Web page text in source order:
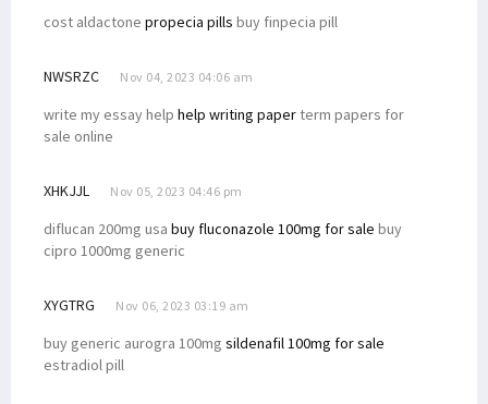
cost aldactone propecia pills buy finpecia pill
NWSRZC Nov 04, 2023 04:06 am
write my essay help help writing paperterm papers for
sale online
XHKJJL Nov 05, 2023 04:46 pm
diflucan 200mg usa buy fluconazole 100mg for sale buy
cipro 1000mg generic
XYGTRG Nov 06, 2023 03:19 am
buy generic aurogra 100mg sildenafil 100mg for sale
estradiol pill